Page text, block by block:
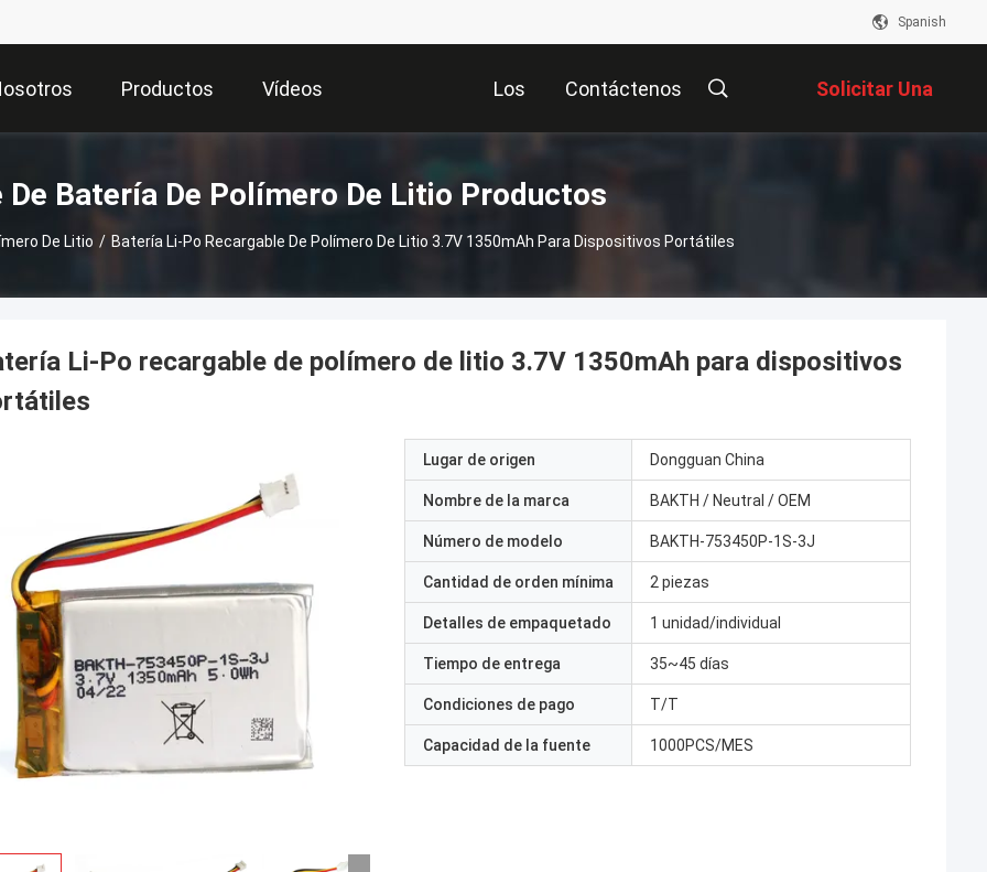
Spanish
Productos Vídeos Los
Acontecimientos
Contáctenos Solicitar Una
Cotización
De Batería De Polímero De Litio Productos
De Litio / Batería Li-Po Recargable De Polímero De Litio 3.7V 1350mAh Para Dispositivos Portátiles
Li-Po recargable de polímero de litio 3.7V 1350mAh para dispositivos
Lugar de origen Dongguan China
Nombre de la marca BAKTH / Neutral / OEM
Número de modelo BAKTH-753450P-1S-3J
Cantidad de orden mínima 2 piezas
Detalles de empaquetado 1 unidad/individual
Tiempo de entrega 35~45 días
Condiciones de pago T/T
Capacidad de la fuente 1000PCS/MES